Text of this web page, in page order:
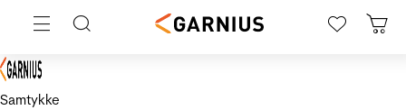
Samtykke